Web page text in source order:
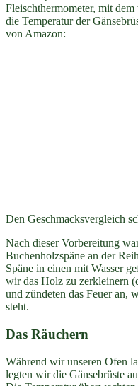
Fleischthermometer, mit
die Temperatur der
von Amazon:
Den Geschmacksvergleich
Nach dieser Vorbereitung
Buchenholzspäne an der
Späne in einen mit Wasser
wir das Holz zu zerkleinern
und zündeten das Feuer an,
steht.
Das Räuchern
Während wir unseren Ofen
legten wir die Gänsebrüste